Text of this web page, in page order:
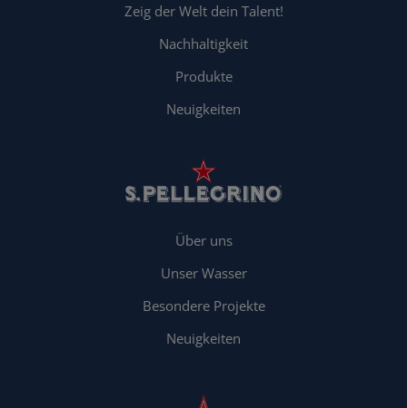
Zeig der Welt dein Talent!
Nachhaltigkeit
Produkte
Neuigkeiten
Über uns
Unser Wasser
Besondere Projekte
Neuigkeiten